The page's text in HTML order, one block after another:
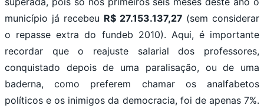
município já recebeu R$ 27.153.137,27 (sem considerar
o repasse extra do fundeb 2010). Aqui, é importante
recordar que o reajuste salarial dos professores,
conquistado depois de uma paralisação, ou de uma
baderna, como preferem chamar os analfabetos
políticos e os inimigos da democracia, foi de apenas 7%.